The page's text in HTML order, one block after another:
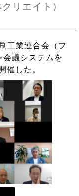
リエイト）
工業連合会（フ
議システムを
催した。